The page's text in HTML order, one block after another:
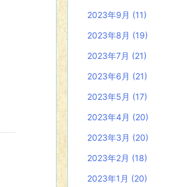
2023年9月 (11)
2023年8月 (19)
2023年7月 (21)
2023年6月 (21)
2023年5月 (17)
2023年4月 (20)
2023年3月 (20)
2023年2月 (18)
2023年1月 (20)